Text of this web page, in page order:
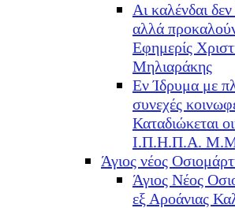
Αι καλένδαι
αλλά
Εφημερίς
Μηλιαράκης
Εν Ίδρυμα με
συνεχές
Καταδιώκεται
Ι.Π.Η.Π.Α.
Άγιος νέος
Άγιος Νέος
εξ Αροάνιας